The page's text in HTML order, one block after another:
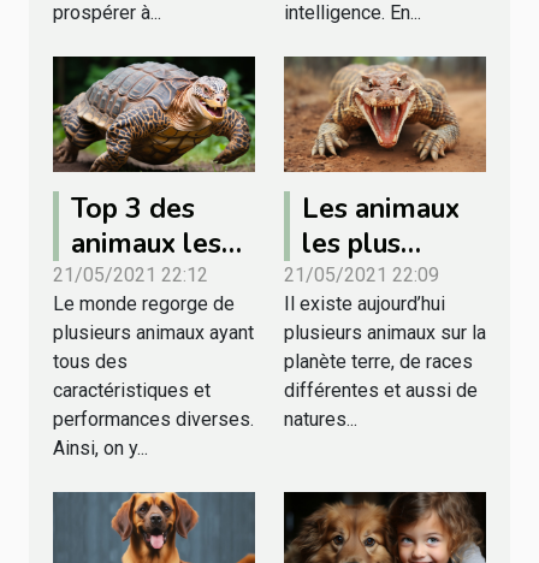
prospérer à...
intelligence. En...
Top 3 des
animaux les
plus rapides
au monde
21/05/2021 22:12
Le monde regorge de
plusieurs animaux ayant
tous des
caractéristiques et
performances diverses.
Ainsi, on y...
Les animaux
les plus
agressifs au
monde
21/05/2021 22:09
Il existe aujourd’hui
plusieurs animaux sur la
planète terre, de races
différentes et aussi de
natures...